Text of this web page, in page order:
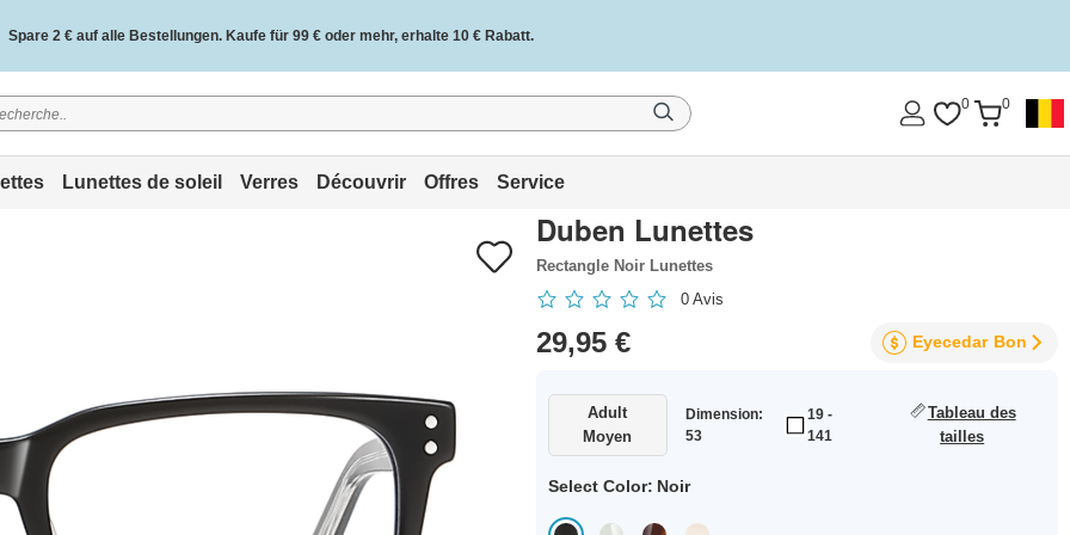
Spare 2 € auf alle Bestellungen. Kaufe für 99 € oder mehr, erhalte 10 € Rabatt.
2 Jahre Qualitätsgarantie und 30 Tage Geld-zurück-Garantie. 0 0
Lunettes de soleil Verres Découvrir Offres Service
Duben Lunettes
Rectangle Noir Lunettes
0 Avis
29,95 € Eyecedar Bon
Adult
Moyen
Dimension:
53
19 -
141
Tableau des
tailles
Select Color: Noir